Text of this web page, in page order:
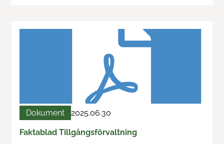
Dokument 2025.06.30
Faktablad Tillgångsförvaltning